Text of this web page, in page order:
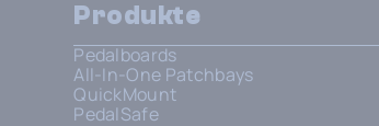
Produkte
Pedalboards
All-In-One Patchbays
QuickMount
PedalSafe